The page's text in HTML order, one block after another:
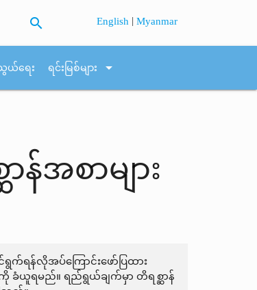
search English |Myanmar
ယ်ရေး ရင်းမြစ်များ arrow_drop_down
အစာများ
ရန်လိုအပ်ကြောင်းဖော်ပြထား
ခံယူရမည်။ ရည်ရွယ်ချက်မှာ တိရစ္ဆာန်